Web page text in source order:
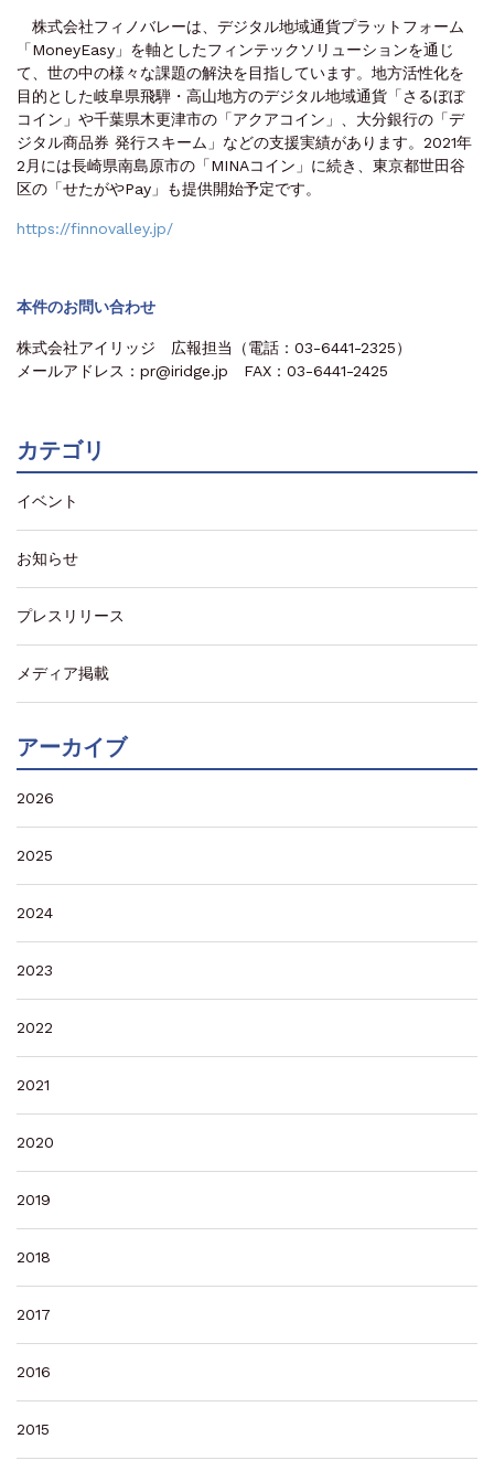
株式会社フィノバレーは、デジタル地域通貨プラットフォーム
「MoneyEasy」を軸としたフィンテックソリューションを通じ
て、世の中の様々な課題の解決を目指しています。地方活性化を
目的とした岐阜県飛騨・高山地方のデジタル地域通貨「さるぼぼ
コイン」や千葉県木更津市の「アクアコイン」、大分銀行の「デ
ジタル商品券 発行スキーム」などの支援実績があります。2021年
2月には長崎県南島原市の「MINAコイン」に続き、東京都世田谷
区の「せたがやPay」も提供開始予定です。
https://finnovalley.jp/
本件のお問い合わせ
株式会社アイリッジ 広報担当（電話：03-6441-2325）
メールアドレス：pr@iridge.jp FAX：03-6441-2425
カテゴリ
イベント
お知らせ
プレスリリース
メディア掲載
アーカイブ
2026
2025
2024
2023
2022
2021
2020
2019
2018
2017
2016
2015